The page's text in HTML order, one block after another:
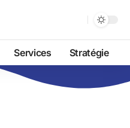
Services Stratégie